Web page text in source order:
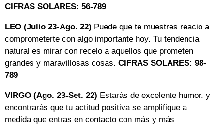
CIFRAS SOLARES: 56-789
LEO (Julio 23-Ago. 22) Puede que te muestres reacio a
comprometerte con algo importante hoy. Tu tendencia
natural es mirar con recelo a aquellos que prometen
grandes y maravillosas cosas. CIFRAS SOLARES: 98-
789
VIRGO (Ago. 23-Set. 22) Estarás de excelente humor. y
encontrarás que tu actitud positiva se amplifique a
medida que entras en contacto con más y más